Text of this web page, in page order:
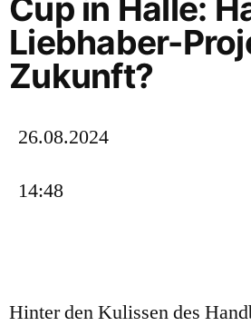
Cup in Halle:
Liebhaber-
Zukunft?
26.08.2024
14:48
Hinter den Kulissen des